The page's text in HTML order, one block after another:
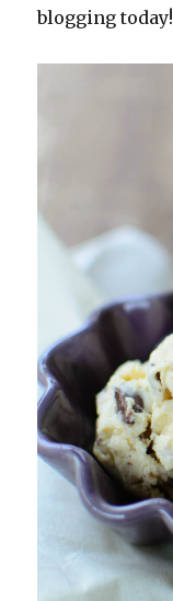
blogging today!